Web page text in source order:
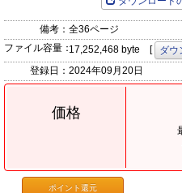
備考： 全36ページ
ファイル容量：17,252,468 byte [ ダウ
登録日： 2024年09月20日
価格
ポイント還元